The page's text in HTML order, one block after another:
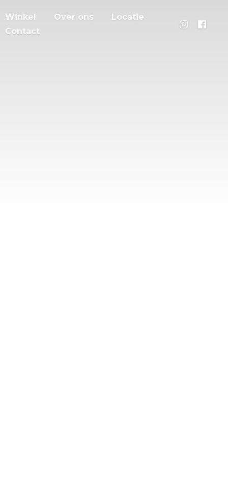
Winkel Over ons
Locatie
Contact